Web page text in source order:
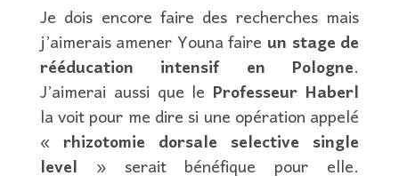
Je dois encore faire des recherches mais
j’aimerais amener Youna faireun stage de
rééducation intensif en Pologne.
J’aimerai aussi que le Professeur Haberl
la voit pour me dire si une opération appelé
« rhizotomie dorsale selective single